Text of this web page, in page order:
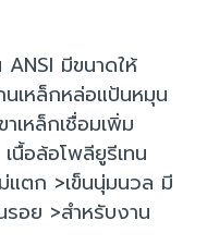
มีขนาดให้
เหล็กหล่อแป้นหมุน
เหล็กเชื่อมเพิ่ม
นื้อล้อโพลียูรีเทน
แตก >เข็นนุ่มนวล มี
อย >สำหรับงาน